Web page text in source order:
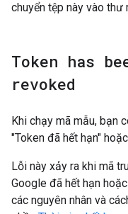
chuyển tệp này vào thư
Token has
revoked
Khi chạy mã mẫu, bạn
"Token đã hết hạn"
Lỗi này xảy ra khi mã
Google đã hết hạn
các nguyên nhân và